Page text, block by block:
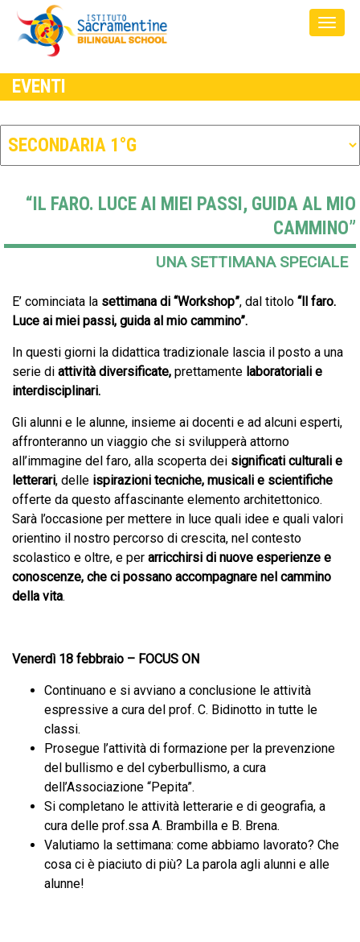
EVENTI
“IL FARO. LUCE AI MIEI PASSI, GUIDA AL MIO
CAMMINO”
UNA SETTIMANA SPECIALE
E’ cominciata la settimana di “Workshop”, dal titolo “ll faro.
Luce ai miei passi, guida al mio cammino”.
In questi giorni la didattica tradizionale lascia il posto a una
serie di attività diversificate, prettamente laboratoriali e
interdisciplinari.
Gli alunni e le alunne, insieme ai docenti e ad alcuni esperti,
affronteranno un viaggio che si svilupperà attorno
all’immagine del faro, alla scoperta dei significati culturali e
letterari, delle ispirazioni tecniche, musicali e scientifiche
offerte da questo affascinante elemento architettonico.
Sarà l’occasione per mettere in luce quali idee e quali valori
orientino il nostro percorso di crescita, nel contesto
scolastico e oltre, e per arricchirsi di nuove esperienze e
conoscenze, che ci possano accompagnare nel cammino
della vita.
Venerdì 18 febbraio – FOCUS ON
Continuano e si avviano a conclusione le attività
espressive a cura del prof. C. Bidinotto in tutte le
classi.
Prosegue l’attività di formazione per la prevenzione
del bullismo e del cyberbullismo, a cura
dell’Associazione “Pepita”.
Si completano le attività letterarie e di geografia, a
cura delle prof.ssa A. Brambilla e B. Brena.
Valutiamo la settimana: come abbiamo lavorato? Che
cosa ci è piaciuto di più? La parola agli alunni e alle
alunne!